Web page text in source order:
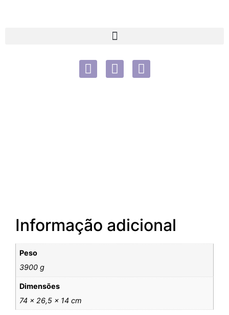
Informação adicional
Peso
3900 g
Dimensões
74 × 26,5 × 14 cm